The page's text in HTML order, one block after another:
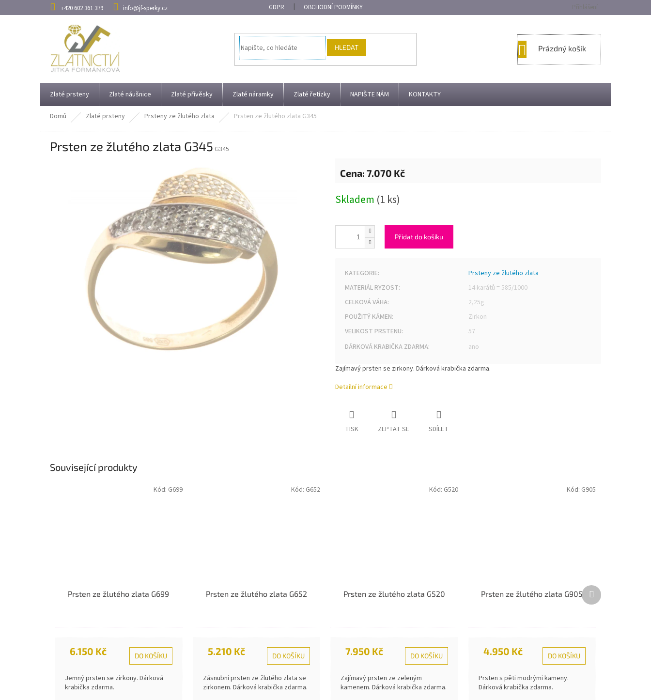
na
+420 602 361 379 info@jf-sperky.cz GDPR OBCHODNÍ PODMÍNKY Přihlášení
HLEDAT
KOŠÍK
Prázdný košík
Zlaté prsteny Zlaté náušnice Zlaté přívěsky Zlaté náramky Zlaté řetízky NAPIŠTE NÁM KONTAKTY
Domů Zlaté prsteny Prsteny ze žlutého zlata Prsten ze žlutého zlata G345
Prsten ze žlutého zlata G345 G345
7.070 Kč
cena:
Skladem (1 ks)
Přidat do košíku
KATEGORIE:
Prsteny ze žlutého zlata
MATERIÁL RYZOST:
14 karátů = 585/1000
CELKOVÁ VÁHA:
2,25g
POUŽITÝ KÁMEN:
Zirkon
VELIKOST PRSTENU:
57
DÁRKOVÁ KRABIČKA ZDARMA: ano
Zajímavý prsten se zirkony. Dárková krabička zdarma.
Detailní informace
TISK ZEPTAT SE SDÍLET
Související produkty
Prsten ze žlutého zlata G699
6.150 Kč DO KOŠÍKU
Jemný prsten se zirkony. Dárková
krabička zdarma.
Kód: G699
Prsten ze žlutého zlata G652
5.210 Kč DO KOŠÍKU
Zásnubní prsten ze žlutého zlata se
zirkonem. Dárková krabička zdarma.
Kód: G652
Prsten ze žlutého zlata G520
7.950 Kč DO KOŠÍKU
Zajímavý prsten ze zeleným
kamenem. Dárková krabička zdarma.
Kód: G520
Prsten ze žlutého zlata G905
4.950 Kč DO KOŠÍKU
Prsten s pěti modrými kameny.
Dárková krabička zdarma.
Kód: G905
Další
produkt